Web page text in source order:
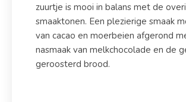
zuurtje is mooi in balans met de
smaaktonen. Een plezierige smaak
van cacao en moerbeien afgerond
nasmaak van melkchocolade en de
geroosterd brood.